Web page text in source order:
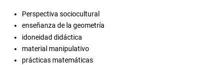
Perspectiva sociocultural
enseñanza de la geometría
idoneidad didáctica
material manipulativo
prácticas matemáticas